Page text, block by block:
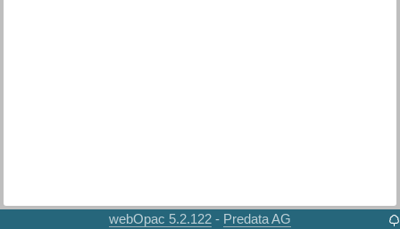
webOpac 5.2.122 - Predata AG